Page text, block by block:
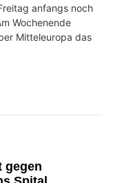
anfangs noch
Wochenende
Mitteleuropa das
gegen